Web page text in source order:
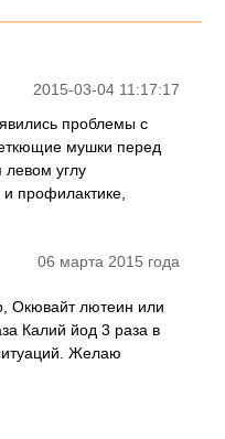
2015-03-04 11:17:17
проблемы с
мушки перед
левом углу
профилактике,
06 марта 2015 года
Окювайт лютеин или
Калий йод 3 раза в
Желаю